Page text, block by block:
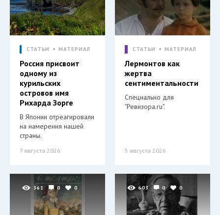
СТАТЬИ МАТЕРИАЛ
Россия присвоит
одному из
курильских
островов имя
Рихарда Зорге
В Японии отреагировали
на намерения нашей
страны.
7 августа 2026
СТАТЬИ МАТЕРИАЛ
Лермонтов как
жертва
сентиментальности
Специально для
"Ревизора.ru".
5 августа 2026
361 0 0 603 0 0